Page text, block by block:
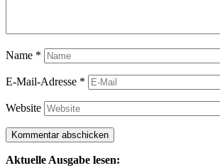
Name *
E-Mail-Adresse *
Website
Aktuelle Ausgabe lesen: